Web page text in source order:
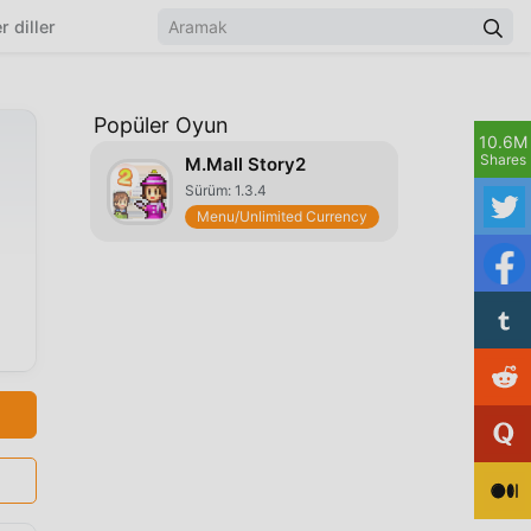
diller
Popüler Oyun
M.Mall Story2
Sürüm: 1.3.4
Menu/Unlimited Currency
10.6M
Shares